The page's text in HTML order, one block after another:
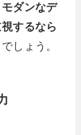
モダンなデ
するなら
しょう。